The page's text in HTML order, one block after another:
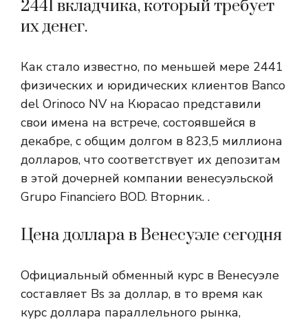
2441 вкладчика, который требует
их денег.
Как стало известно, по меньшей мере 2441
физических и юридических клиентов Banco
del Orinoco NV на Кюрасао представили
свои имена на встрече, состоявшейся в
декабре, с общим долгом в 823,5 миллиона
долларов, что соответствует их депозитам
в этой дочерней компании венесуэльской
Grupo Financiero BOD. Вторник. .
Цена доллара в Венесуэле сегодня
Официальный обменный курс в Венесуэле
составляет Bs за доллар, в то время как
курс доллара параллельного рынка,